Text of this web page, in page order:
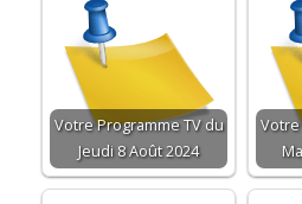
Votre Programme TV du
Jeudi 8 Août 2024
Votre